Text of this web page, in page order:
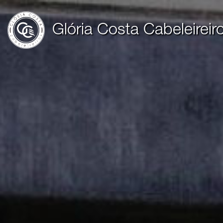
Glória Costa